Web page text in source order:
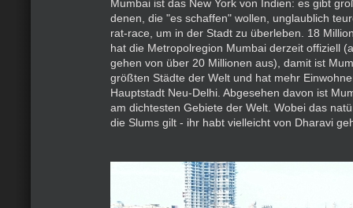
Mumbai ist das New York von Indien: es gibt
denen, die "es schaffen" wollen, unglaublich
rat-race, um in der Stadt zu überleben. 18
hat die Metropolregion Mumbai derzeit offiziell
gehen von über 20 Millionen aus), damit ist
größten Städte der Welt und hat mehr
Hauptstadt Neu-Delhi. Abgesehen davon ist
am dichtesten Gebiete der Welt. Wobei das
die Slums gilt - ihr habt vielleicht von Dharavi